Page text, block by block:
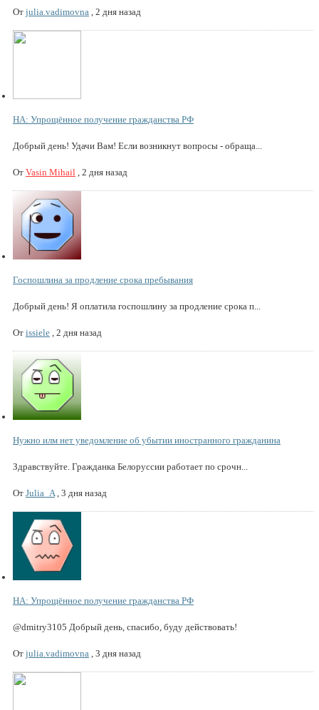
От julia.vadimovna 2 дня назад
НА: Упрощённое получение гражданства РФ
Добрый день! Удачи Вам! Если возникнут вопросы - обраща...
От Vasin Mihail 2 дня назад
Госпошлина за продление срока пребывания
Добрый день! Я оплатила госпошлину за продление срока п...
От issiele 2 дня назад
Нужно илм нет уведомление об убытии иностранного гражданина
Здравствуйте. Гражданка Белоруссии работает по срочн...
От Julia_A 3 дня назад
НА: Упрощённое получение гражданства РФ
@dmitry3105 Добрый день, спасибо, буду действовать!
От julia.vadimovna 3 дня назад